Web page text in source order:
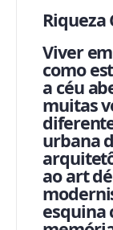
Viver
como
a céu
muitas
urbana
ao art
esquina